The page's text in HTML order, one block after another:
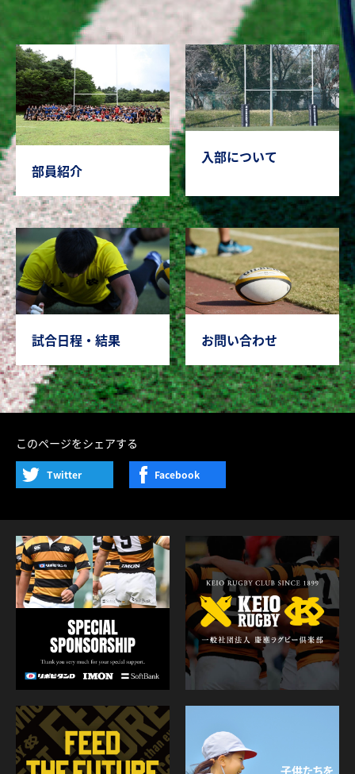
部員紹介
入部について
試合日程・結果 お問い合わせ
このページをシェアする
Twitter Facebook